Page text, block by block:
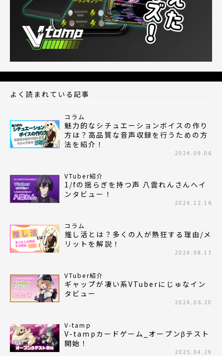
よく読まれている記事
コラム
魅力的なシチュエーションボイスの作り
方は？高品質な音声収録を行うための方
法を紹介！
2024.09.06
VTuber紹介
1/fの揺らぎを持つ声 八雲れんさんへイ
ンタビュー！
2024.12.16
コラム
推し活とは？多くの人が熱狂する理由/メ
リットを解説！
2024.08.13
VTuber紹介
ギャップが凄い系VTuberにじゅなイン
タビュー
2024.06.20
V-tamp
V-tampカードゲーム_オープンβテスト
開始！
2025.04.29